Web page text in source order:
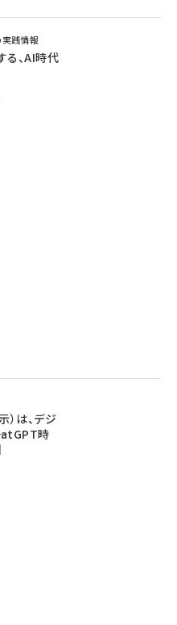
実践情報
る、AI時代
）は、デジ
時